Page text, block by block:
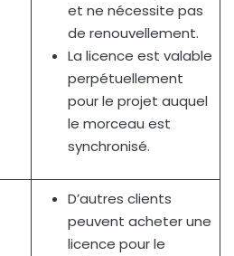
et ne nécessite pas
de renouvellement.
La licence est valable
perpétuellement
pour le projet auquel
le morceau est
synchronisé.
D’autres clients
peuvent acheter une
licence pour le